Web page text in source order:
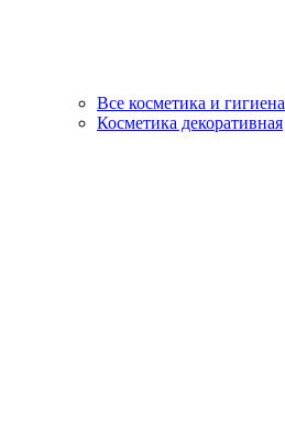
Все косметика и гигиена
Косметика декоративная